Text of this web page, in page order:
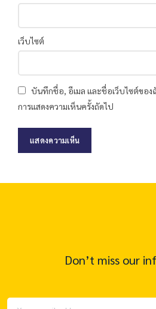
เว็บไซต์
บันทึกชื่อ, อีเมล และชื่อเว็บไซต์ของ
การแสดงความเห็นครั้งถัดไป
Don’t miss our